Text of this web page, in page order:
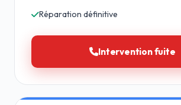
Réparation définitive
Intervention fuite